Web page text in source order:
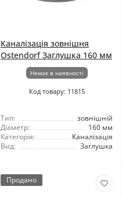
Каналізація зовнішня
Ostendorf Заглушка 160 мм
Немає в наявності
Код товару: 11815
Тип:
зовнішній
Діаметр:
160 мм
Категорія:
Каналізація
Вид:
Заглушка
Продано